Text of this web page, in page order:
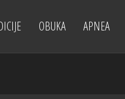
OBUKA APNEA